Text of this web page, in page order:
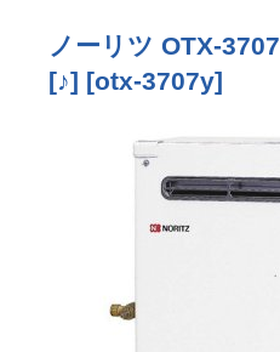
ノーリツ OTX-
[♪] [otx-3707y]